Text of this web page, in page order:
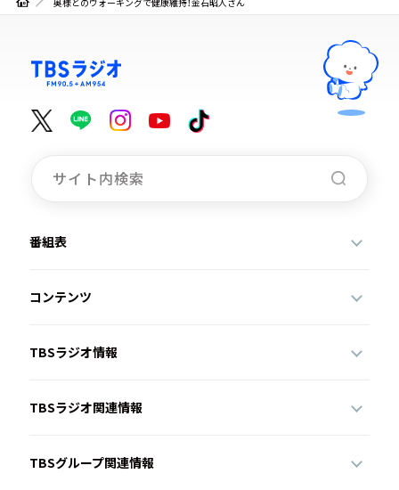
番組表
コンテンツ
TBSラジオ情報
TBSラジオ関連情報
TBSグループ関連情報